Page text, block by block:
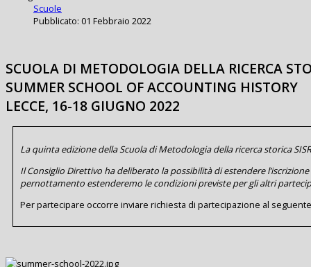
Scuole
Pubblicato: 01 Febbraio 2022
SCUOLA DI METODOLOGIA DELLA RICERCA
SUMMER SCHOOL OF ACCOUNTING HISTORY
LECCE, 16-18 GIUGNO 2022
La quinta edizione della Scuola di Metodologia della ricerca storica
Il Consiglio Direttivo ha deliberato la possibilità di estendere
pernottamento estenderemo le condizioni previste per gli altri
Per partecipare occorre inviare richiesta di partecipazione al